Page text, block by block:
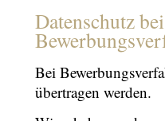
Datenschutz
Bei
übertragen werden.